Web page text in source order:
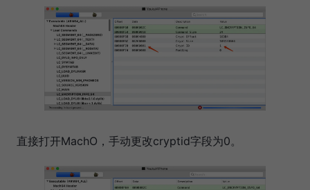
直接打开MachO，手动更改cryptid字段为0。